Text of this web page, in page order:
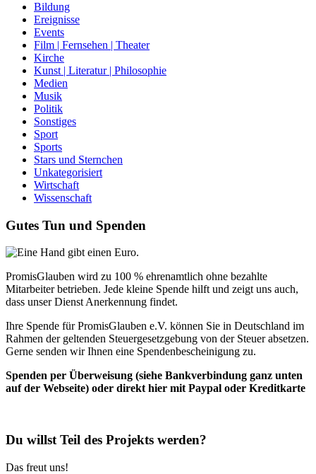
Bildung
Ereignisse
Events
Film | Fernsehen | Theater
Kirche
Kunst | Literatur | Philosophie
Medien
Musik
Politik
Sonstiges
Sport
Sports
Stars und Sternchen
Unkategorisiert
Wirtschaft
Wissenschaft
Gutes Tun und Spenden
PromisGlauben wird zu 100 % ehrenamtlich ohne bezahlte
Mitarbeiter betrieben. Jede kleine Spende hilft und zeigt uns auch,
dass unser Dienst Anerkennung findet.
Ihre Spende für PromisGlauben e.V. können Sie in Deutschland im
Rahmen der geltenden Steuergesetzgebung von der Steuer absetzen.
Gerne senden wir Ihnen eine Spendenbescheinigung zu.
Spenden per Überweisung (siehe Bankverbindung ganz unten
auf der Webseite) oder direkt hier mit Paypal oder Kreditkarte
Du willst Teil des Projekts werden?
Das freut uns!